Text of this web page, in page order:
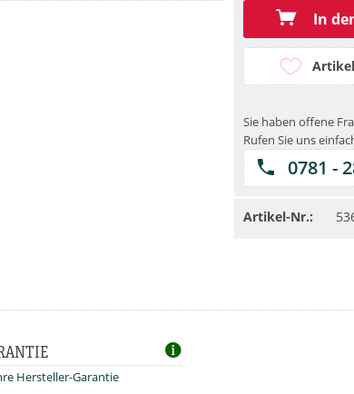
In
Sie haben offene
Rufen Sie uns
0781 -
Artikel-Nr.:
Hersteller-Garantie